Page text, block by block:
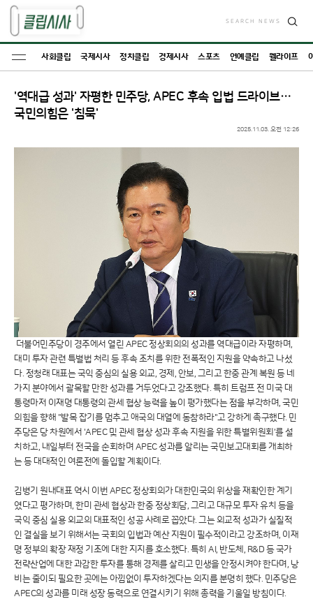
SEARCH NEWS
검
색
사회클립 국제시사 정치클립 경제시사 스포츠 연예클립 웰라이프
'역대급 성과' 자평한 민주당, APEC 후속 입법 드라이브…
국민의힘은 '침묵'
2025.11.03. 오전 12:26
더불어민주당이 경주에서 열린 APEC 정상회의의 성과를 역대급이라 자평하며,
대미 투자 관련 특별법 처리 등 후속 조치를 위한 전폭적인 지원을 약속하고 나섰
다. 정청래 대표는 국익 중심의 실용 외교, 경제, 안보, 그리고 한중 관계 복원 등 네
가지 분야에서 괄목할 만한 성과를 거두었다고 강조했다. 특히 트럼프 전 미국 대
통령마저 이재명 대통령의 관세 협상 능력을 높이 평가했다는 점을 부각하며, 국민
의힘을 향해 "발목 잡기를 멈추고 애국의 대열에 동참하라"고 강하게 촉구했다. 민
주당은 당 차원에서 'APEC 및 관세 협상 성과 후속 지원을 위한 특별위원회'를 설
치하고, 내일부터 전국을 순회하며 APEC 성과를 알리는 국민보고대회를 개최하
는 등 대대적인 여론전에 돌입할 계획이다.
김병기 원내대표 역시 이번 APEC 정상회의가 대한민국의 위상을 재확인한 계기
였다고 평가하며, 한미 관세 협상과 한중 정상회담, 그리고 대규모 투자 유치 등을
국익 중심 실용 외교의 대표적인 성공 사례로 꼽았다. 그는 외교적 성과가 실질적
인 결실을 보기 위해서는 국회의 입법과 예산 지원이 필수적이라고 강조하며, 이재
명 정부의 확장 재정 기조에 대한 지지를 호소했다. 특히 AI, 반도체, R&D 등 국가
전략산업에 대한 과감한 투자를 통해 경제를 살리고 민생을 안정시켜야 한다며, 낭
비는 줄이되 필요한 곳에는 아낌없이 투자하겠다는 의지를 분명히 했다. 민주당은
APEC의 성과를 미래 성장 동력으로 연결시키기 위해 총력을 기울일 방침이다.